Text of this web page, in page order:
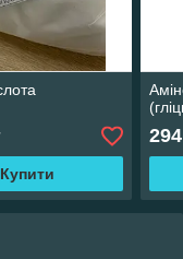
Купити
294